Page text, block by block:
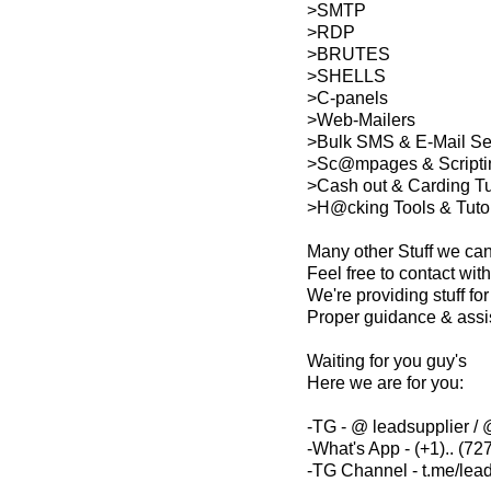
>SMTP
>RDP
>BRUTES
>SHELLS
>C-panels
>Web-Mailers
>Bulk SMS & E-Mail
>Sc@mpages &
>Cash out & Carding
>H@cking Tools &
Many other Stuff we
Feel free to contact
We're providing stuff
Proper guidance &
Waiting for you guy's
Here we are for you:
-TG - @ leadsupplier /
-What's App - (+1)..
-TG Channel - t.me/